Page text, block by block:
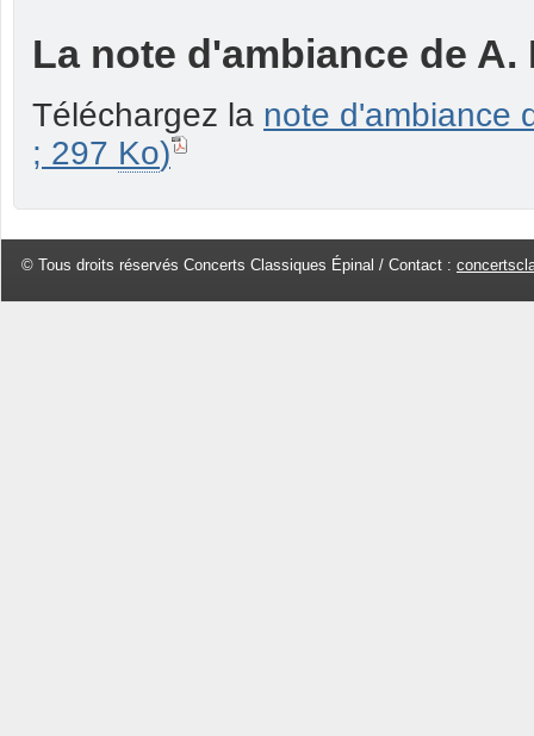
La note d'ambiance de A.
Téléchargez la note d'ambiance
; 297 Ko)
© Tous droits réservés Concerts Classiques Épinal / Contact :